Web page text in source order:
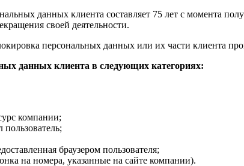
данных клиента составляет 75 лет с момента
своей деятельности.
персональных данных или их части клиента
данных клиента в следующих категориях:
компании;
браузером пользователя;
на номера, указанные на сайте компании).